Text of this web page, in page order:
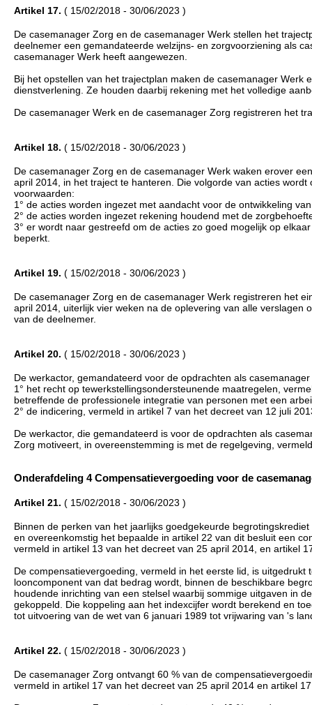
Artikel 17. ( 15/02/2018 - 30/06/2023 )
De casemanager Zorg en de casemanager Werk stellen het
deelnemer een gemandateerde welzijns- en zorgvoorziening als
casemanager Werk heeft aangewezen.
Bij het opstellen van het trajectplan maken de casemanager
dienstverlening. Ze houden daarbij rekening met het volledige
De casemanager Werk en de casemanager Zorg registreren het
Artikel 18. ( 15/02/2018 - 30/06/2023 )
De casemanager Zorg en de casemanager Werk waken erover
april 2014, in het traject te hanteren. Die volgorde van acties
voorwaarden:
1° de acties worden ingezet met aandacht voor de ontwikkeling
2° de acties worden ingezet rekening houdend met de
3° er wordt naar gestreefd om de acties zo goed mogelijk op
beperkt.
Artikel 19. ( 15/02/2018 - 30/06/2023 )
De casemanager Zorg en de casemanager Werk registreren het
april 2014, uiterlijk vier weken na de oplevering van alle
van de deelnemer.
Artikel 20. ( 15/02/2018 - 30/06/2023 )
De werkactor, gemandateerd voor de opdrachten als
1° het recht op tewerkstellingsondersteunende maatregelen,
betreffende de professionele integratie van personen met een
2° de indicering, vermeld in artikel 7 van het decreet van 12 juli
De werkactor, die gemandateerd is voor de opdrachten als
Zorg motiveert, in overeenstemming is met de regelgeving,
Onderafdeling 4 Compensatievergoeding voor de
Artikel 21. ( 15/02/2018 - 30/06/2023 )
Binnen de perken van het jaarlijks goedgekeurde
en overeenkomstig het bepaalde in artikel 22 van dit besluit een
vermeld in artikel 13 van het decreet van 25 april 2014, en artikel
De compensatievergoeding, vermeld in het eerste lid, is
looncomponent van dat bedrag wordt, binnen de beschikbare
houdende inrichting van een stelsel waarbij sommige uitgaven in
gekoppeld. Die koppeling aan het indexcijfer wordt berekend en
tot uitvoering van de wet van 6 januari 1989 tot vrijwaring van 's
Artikel 22. ( 15/02/2018 - 30/06/2023 )
De casemanager Zorg ontvangt 60 % van de
vermeld in artikel 17 van het decreet van 25 april 2014 en artikel